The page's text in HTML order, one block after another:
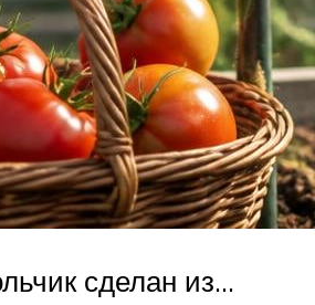
сделан из…